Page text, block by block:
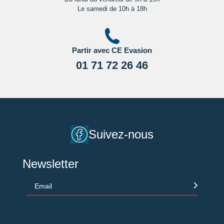
Le samedi de 10h à 18h
Partir avec CE Evasion
01 71 72 26 46
Suivez-nous
Newsletter
Email